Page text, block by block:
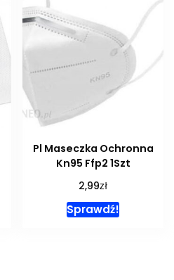
Pl Maseczka Ochronna
Kn95 Ffp2 1Szt
2,99zł
Sprawdź!